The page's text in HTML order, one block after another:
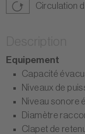
Circulation
Equipement
Capacité
Niveaux de
Niveau sonore
Diamètre
Clapet de